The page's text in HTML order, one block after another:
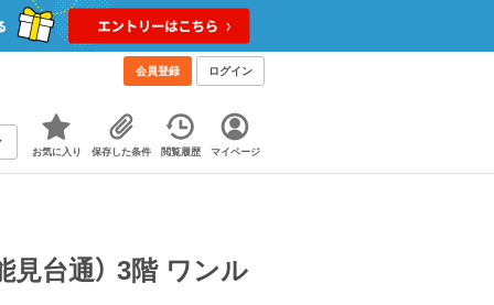
会員登録 ログイン
お気に入り 保存した条件 閲覧履歴 マイページ
台通） 3階 ワンル